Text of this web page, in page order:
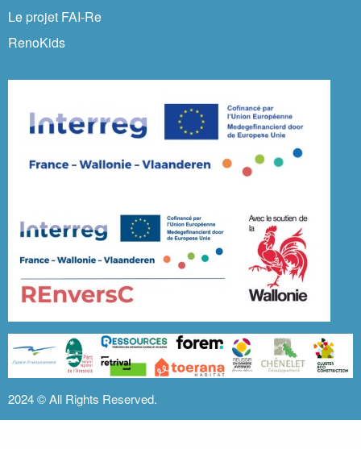
Le projet FAI-Re
RenoKids
2024 ©All Rights Reserved.